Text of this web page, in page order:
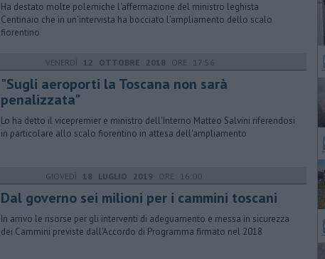
Ha destato molte polemiche l'affermazione del ministro leghista
Centinaio che in un'intervista ha bocciato l'ampliamento dello scalo
fiorentino
VENERDÌ 12 OTTOBRE 2018 ORE 17:56
"Sugli aeroporti la Toscana non sarà
penalizzata"
Lo ha detto il vicepremier e ministro dell'Interno Matteo Salvini riferendosi
in particolare allo scalo fiorentino in attesa dell'ampliamento
GIOVEDÌ 18 LUGLIO 2019 ORE 16:00
Dal governo sei milioni per i cammini toscani
In arrivo le risorse per gli interventi di adeguamento e messa in sicurezza
dei Cammini previste dall'Accordo di Programma firmato nel 2018